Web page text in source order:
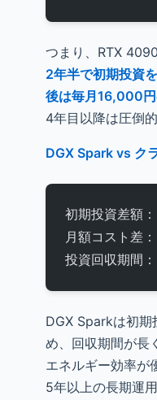
つまり、RTX
2年半で初期投資
後は毎月16,000
4年目以降は圧倒的
DGX Spark vs ク
初期投資差額
月額コスト
投資回収期
DGX Sparkは初期
め、回収期間が長
エネルギー効率が
5年以上の長期運